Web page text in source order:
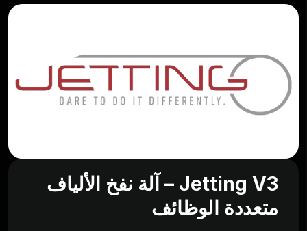
Jetting V3 – آلة نفخ الألياف
متعددة الوظائف